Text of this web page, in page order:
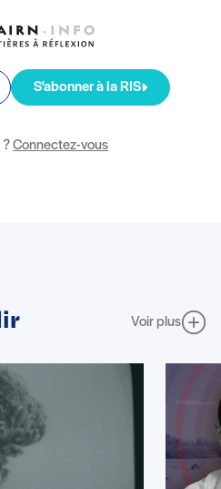
S'abonner à la RIS
?Connectez-vous
Voir plus